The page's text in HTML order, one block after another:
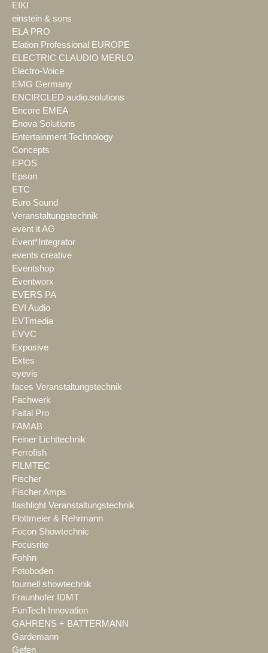
EIKI
einstein & sons
ELA PRO
Elation Professional EUROPE
ELECTRIC CLAUDIO MERLO
Electro-Voice
EMG Germany
ENCIRCLED audio.solutions
Encore EMEA
Enova Solutions
Entertainment Technology
Concepts
EPOS
Epson
ETC
Euro Sound
Veranstaltungstechnik
event it AG
Event*Integrator
events creative
Eventshop
Eventworx
EVERS PA
EVI Audio
EVTmedia
EVVC
Exposive
Extes
eyevis
faces Veranstaltungstechnik
Fachwerk
Faital Pro
FAMAB
Feiner Lichttechnik
Ferrofish
FILMTEC
Fischer
Fischer Amps
flashlight Veranstaltungstechnik
Flottmeier & Rehrmann
Focon Showtechnic
Focusrite
Fohhn
Fotoboden
fournell showtechnik
Fraunhofer IDMT
FunTech Innovation
GAHRENS + BATTERMANN
Gardemann
Gefen